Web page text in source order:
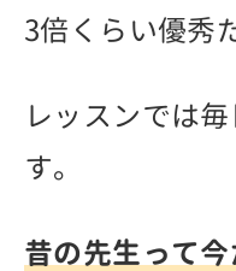
3倍くらい優秀
レッスンでは
す。
昔の先生って